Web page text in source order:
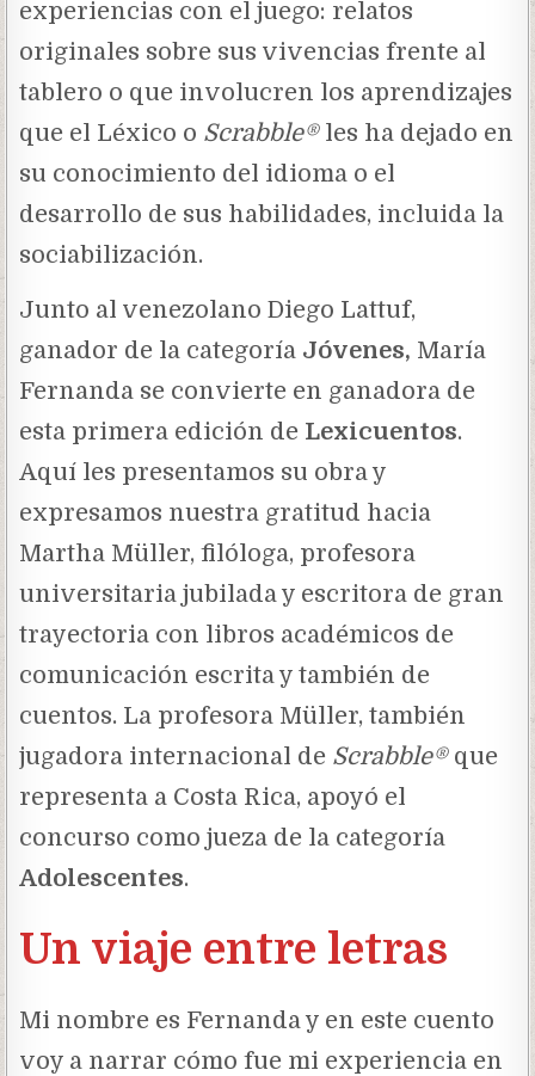
experiencias con el juego: relatos
originales sobre sus vivencias frente al
tablero o que involucren los aprendizajes
que el Léxico o Scrabble®les ha dejado en
su conocimiento del idioma o el
desarrollo de sus habilidades, incluida la
sociabilización.
Junto al venezolano Diego Lattuf,
ganador de la categoría Jóvenes, María
Fernanda se convierte en ganadora de
esta primera edición de Lexicuentos.
Aquí les presentamos su obra y
expresamos nuestra gratitud hacia
Martha Müller, filóloga, profesora
universitaria jubilada y escritora de gran
trayectoria con libros académicos de
comunicación escrita y también de
cuentos. La profesora Müller, también
jugadora internacional de Scrabble®que
representa a Costa Rica, apoyó el
concurso como jueza de la categoría
Adolescentes.
Un viaje entre letras
Mi nombre es Fernanda y en este cuento
voy a narrar cómo fue mi experiencia en